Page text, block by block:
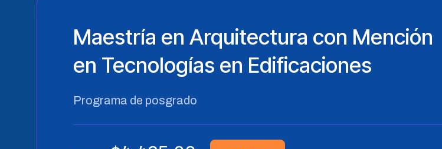
Maestría en Arquitectura con Mención
en Tecnologías en Edificaciones
Programa de posgrado